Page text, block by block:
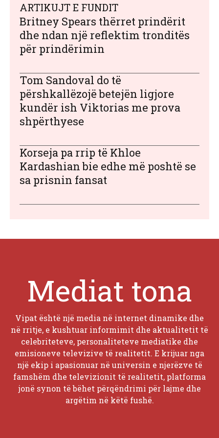
ARTIKUJT E FUNDIT
Britney Spears thërret prindërit
dhe ndan një reflektim tronditës
për prindërimin
Tom Sandoval do të
përshkallëzojë betejën ligjore
kundër ish Viktorias me prova
shpërthyese
Korseja pa rrip të Khloe
Kardashian bie edhe më poshtë se
sa prisnin fansat
Mediat tona
Vipat është një media në internet dinamike dhe
në rritje, e kushtuar informimit dhe aktualitetit të
celebriteteve, personaliteteve mediatike dhe
emisioneve televizive të realitetit. E krijuar nga
një ekip i apasionuar në universin e njerëzve të
famshëm dhe televizionit të realitetit, platforma
jonë synon të bëhet përqëndrimi për lajme dhe
argëtim në këtë fushë.